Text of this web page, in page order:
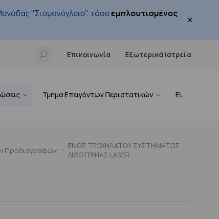
"Σισμανόγλειο", τόσο εμπλουτισμένος ×
Επικοινωνία Εξωτερικά Ιατρεία
Τμήμα Επειγόντων Περιστατικών EL
Προδιαγραφών
ΕΝΟΣ ΤΡΟΧΗΛΑΤΟΥ ΣΥΣΤΗΜΑΤΟΣ
ΛΙΘΟΤΡΙΨΙΑΣ LASER